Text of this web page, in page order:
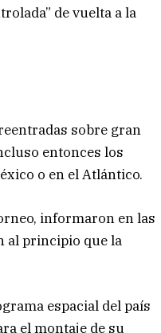
de vuelta a la
sobre gran
entonces los
o en el Atlántico.
informaron en las
al principio que la
espacial del país
el montaje de su